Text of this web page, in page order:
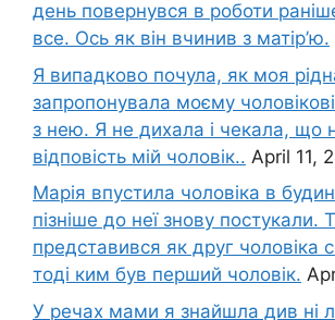
день повернувся в роботи
все. Ось як він вчинив з матір’ю.
Я випадково почула, як моя
запропонувала моєму
з нею. Я не дихала і чекала, що
відповість мій чоловік.. April 11,
Марія впустила чоловіка в
пізніше до неї знову постукали.
представився як друг чоловіка
тоді ким був перший чоловік.
У речах мами я знайшла див ні